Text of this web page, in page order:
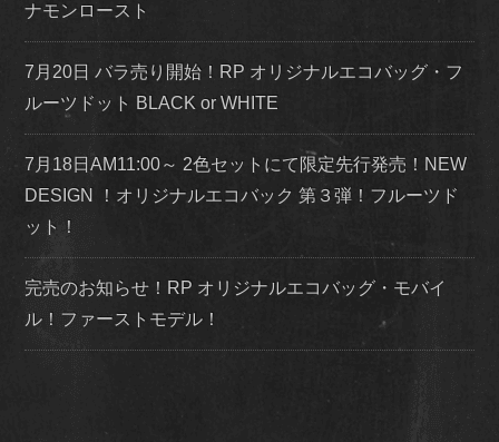
ナモンロースト
7月20日 バラ売り開始！RP オリジナルエコバッグ・フ
ルーツドット BLACK or WHITE
7月18日AM11:00～ 2色セットにて限定先行発売！NEW
DESIGN ！オリジナルエコバック 第３弾！フルーツド
ット！
完売のお知らせ！RP オリジナルエコバッグ・モバイ
ル！ファーストモデル！